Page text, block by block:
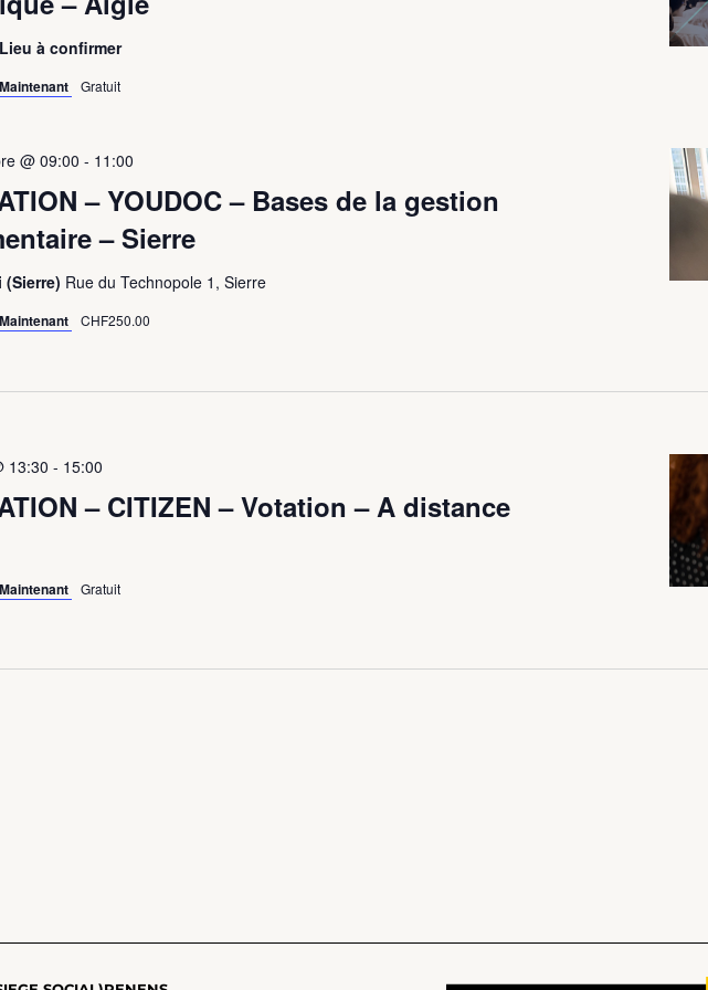
à confirmer
Gratuit
– YOUDOC – Bases de la gestion
– Sierre
@ 09:00 - 11:00
(Sierre) Rue du Technopole 1, Sierre
CHF250.00
– CITIZEN – Votation – A distance
13:30 - 15:00
Gratuit